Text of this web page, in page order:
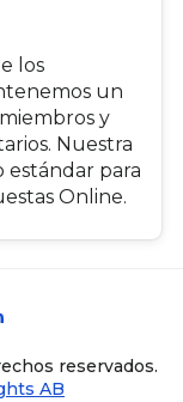
los
un
y
Nuestra
estándar para
Online.
reservados.
AB